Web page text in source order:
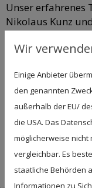
Unser erfahrenes
Nikolaus Kunz
Fortbildungen
Stand und
Professionalität.
Aktualität
Eine
erfolgen nach
Tierärzte. Bei
bezahlen.
Wir
Einige Anbieter
den genannten
außerhalb der EU/
die USA. Das
möglicherweise nicht
vergleichbar. Es
staatliche Behörden
Informationen zu